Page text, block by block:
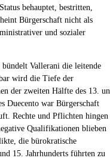
behauptet, bestritten,
Bürgerschaft nicht als
und sozialer
Vallerani die leitende
wird die Tiefe der
der zweiten Hälfte des 13.
Duecento war Bürgerschaft
Rechte und Pflichten hingen
Qualifikationen blieben
die bürokratische
15. Jahrhunderts führten zu